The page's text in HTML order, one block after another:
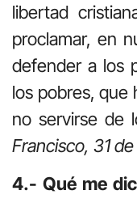
libertad
proclamar, en
defender a los
los pobres, que
no servirse de
Francisco, 31
4.- Qué me